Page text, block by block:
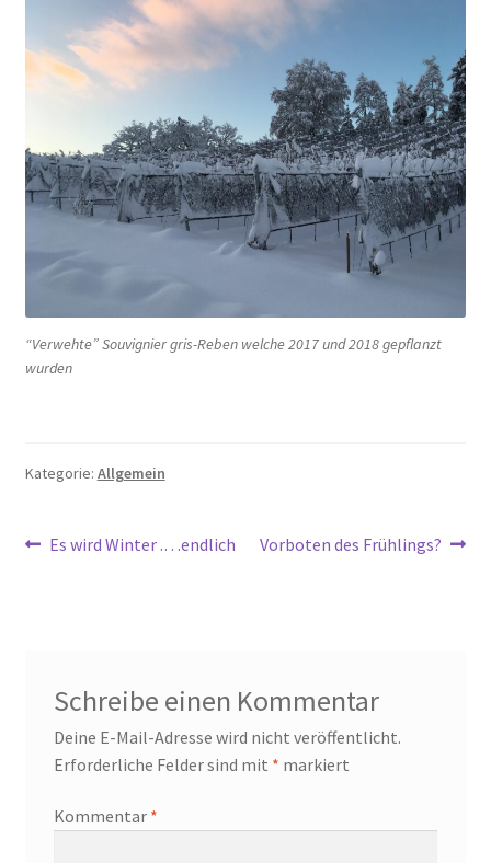
“Ver­weh­te” Sou­vi­gnier gris-Reben wel­che 2017 und 2018 gepflanzt
wur­den
Kategorie: Allgemein
Beitragsnavigation
Vorheriger
Es wird Winter .…endlich
Nächster
Vorboten des Frühlings?
Schreibe einen Kommentar
Deine E-Mail-Adresse wird nicht veröffentlicht.
Erforderliche Felder sind mit * markiert
Kommentar *